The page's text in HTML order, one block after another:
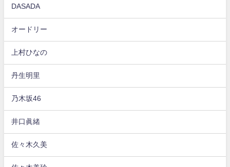
DASADA
オードリー
上村ひなの
丹生明里
乃木坂46
井口眞緒
佐々木久美